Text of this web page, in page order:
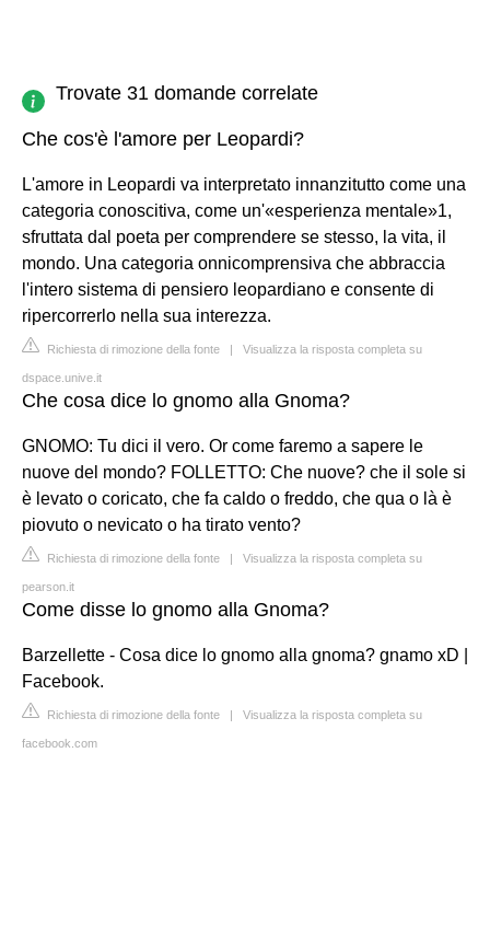
Trovate 31 domande correlate
Che cos'è l'amore per Leopardi?
L'amore in Leopardi va interpretato innanzitutto come una
categoria conoscitiva, come un'«esperienza mentale»1,
sfruttata dal poeta per comprendere se stesso, la vita, il
mondo. Una categoria onnicomprensiva che abbraccia
l'intero sistema di pensiero leopardiano e consente di
ripercorrerlo nella sua interezza.
Richiesta di rimozione della fonte | Visualizza la risposta completa su
dspace.unive.it
Che cosa dice lo gnomo alla Gnoma?
GNOMO: Tu dici il vero. Or come faremo a sapere le
nuove del mondo? FOLLETTO: Che nuove? che il sole si
è levato o coricato, che fa caldo o freddo, che qua o là è
piovuto o nevicato o ha tirato vento?
Richiesta di rimozione della fonte | Visualizza la risposta completa su
pearson.it
Come disse lo gnomo alla Gnoma?
Barzellette - Cosa dice lo gnomo alla gnoma? gnamo xD |
Facebook.
Richiesta di rimozione della fonte | Visualizza la risposta completa su
facebook.com